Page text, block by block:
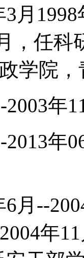
1998
，任科
学院
年
年
--
年